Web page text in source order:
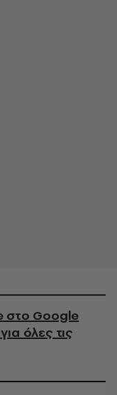
στο Google
όλες τις